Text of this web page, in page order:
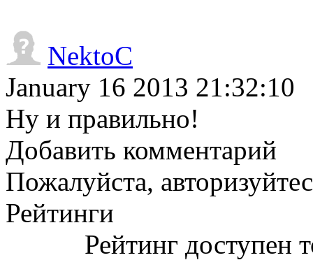
NektoC
January 16 2013 21:32:10
Ну и правильно!
Добавить комментарий
Пожалуйста,
Рейтинги
Рейтинг доступен